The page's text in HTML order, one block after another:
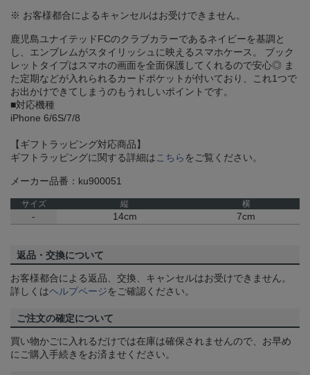
※ お客様都合によるキャンセルはお受けできません。
鹿児島ユナイテッドFCのクラブカラーであるネイビーを基調と
し、エンブレムがスタイリッシュに映えるスマホケース。 ブック
レットタイプはスマホの画面を全面保護してくれるので安心◎ ま
た定期などが入れられるカードポケットが付いており、これ1つで
お出かけできてしまうのもうれしいポイントです。
■対応機種
iPhone 6/6S/7/8
【ギフトラッピング対応商品】
ギフトラッピングに関する詳細は こちら をご覧ください。
メーカー品番：ku900051
サイズ 縦 横
- 14cm 7cm
返品・交換について
お客様都合による返品、交換、キャンセルはお受けできません。
詳しくはヘルプページをご確認ください。
ご注文の確定について
買い物かごに入れるだけでは在庫は確保されませんので、お早め
にご購入手続きをお済ませください。